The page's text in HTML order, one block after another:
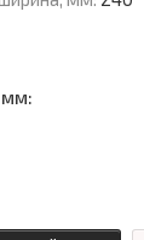
мм: